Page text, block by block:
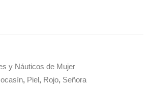
y Náuticos de Mujer
, Piel, Rojo, Señora